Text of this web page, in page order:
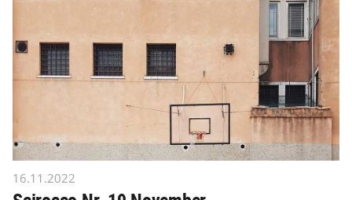
16.11.2022